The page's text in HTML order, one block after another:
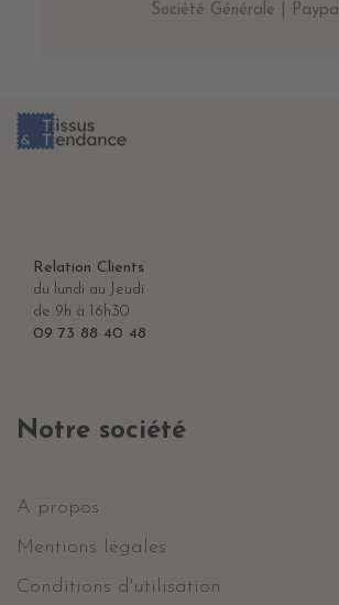
Société Générale | Paypal
Relation Clients
du lundi au Jeudi
de 9h à 16h30
09 73 88 40 48
Notre société
A propos
Mentions légales
Conditions d'utilisation